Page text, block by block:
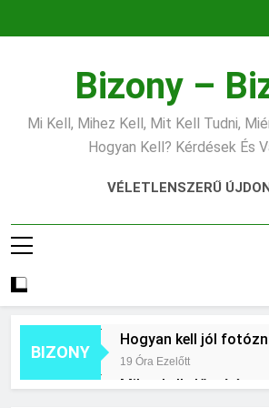
Bizony –
Mi Kell, Mihez Kell, Mit Kell Tudni,
Hogyan Kell? Kérdések És
VÉLETLENSZERŰ
BIZONY
Hogyan kell jól
19 Óra Ezelőtt
Mikor kell